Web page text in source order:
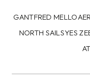
GANTFRED MELLO
NORTH SAILSYES